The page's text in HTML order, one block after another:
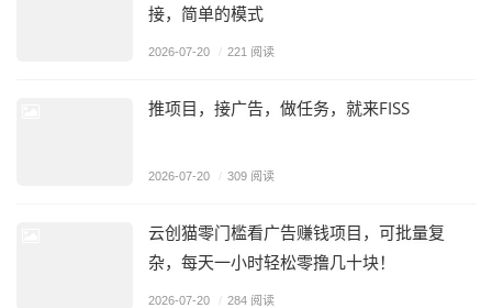
接，简单的模式
2026-07-20 / 221 阅读
推项目，接广告，做任务，就来FISS
2026-07-20 / 309 阅读
云创猫零门槛看广告赚钱项目，可批量复
杂，每天一小时轻松零撸几十块！
2026-07-20 / 284 阅读